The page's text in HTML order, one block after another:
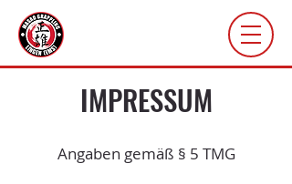
IMPRESSUM
Angaben gemäß § 5 TMG